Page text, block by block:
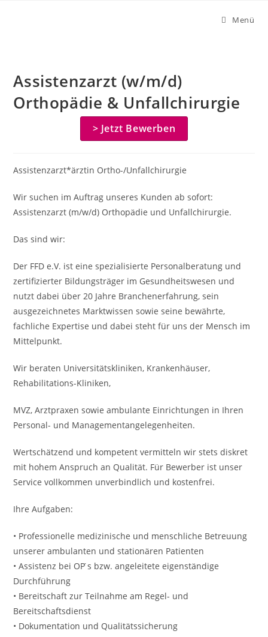
Menü
Assistenzarzt (w/m/d)
Orthopädie & Unfallchirurgie
> Jetzt Bewerben
Assistenzarzt*ärztin Ortho-/Unfallchirurgie
Wir suchen im Auftrag unseres Kunden ab sofort:
Assistenzarzt (m/w/d) Orthopädie und Unfallchirurgie.
Das sind wir:
Der FFD e.V. ist eine spezialisierte Personalberatung und
zertifizierter Bildungsträger im Gesundheitswesen und
nutzt dabei über 20 Jahre Branchenerfahrung, sein
ausgezeichnetes Marktwissen sowie seine bewährte,
fachliche Expertise und dabei steht für uns der Mensch im
Mittelpunkt.
Wir beraten Universitätskliniken, Krankenhäuser,
Rehabilitations-Kliniken,
MVZ, Arztpraxen sowie ambulante Einrichtungen in Ihren
Personal- und Managementangelegenheiten.
Wertschätzend und kompetent vermitteln wir stets diskret
mit hohem Anspruch an Qualität. Für Bewerber ist unser
Service vollkommen unverbindlich und kostenfrei.
Ihre Aufgaben:
• Professionelle medizinische und menschliche Betreuung
unserer ambulanten und stationären Patienten
• Assistenz bei OP ́s bzw. angeleitete eigenständige
Durchführung
• Bereitschaft zur Teilnahme am Regel- und
Bereitschaftsdienst
• Dokumentation und Qualitätssicherung